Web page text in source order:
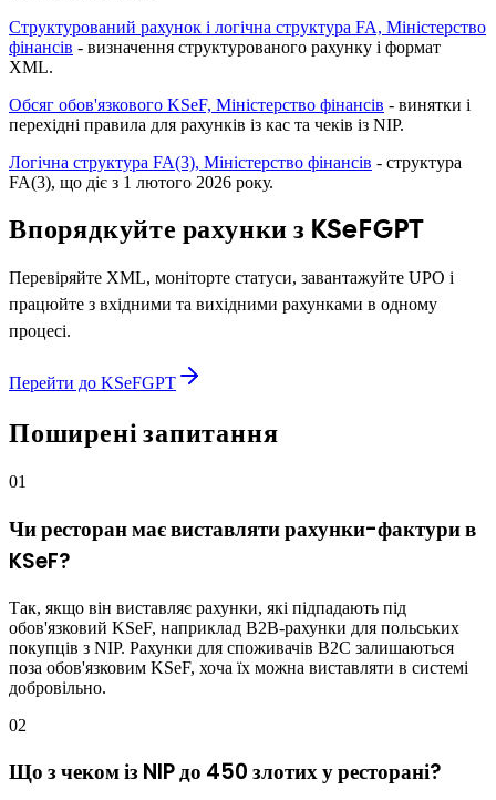
Структурований рахунок і логічна структура FA, Міністерство
фінансів - визначення структурованого рахунку і формат
XML.
Обсяг обов'язкового KSeF, Міністерство фінансів - винятки і
перехідні правила для рахунків із кас та чеків із NIP.
Логічна структура FA(3), Міністерство фінансів - структура
FA(3), що діє з 1 лютого 2026 року.
Впорядкуйте рахунки з KSeFGPT
Перевіряйте XML, моніторте статуси, завантажуйте UPO і
працюйте з вхідними та вихідними рахунками в одному
процесі.
Перейти до KSeFGPT
Поширені запитання
01
Чи ресторан має виставляти рахунки-фактури в
KSeF?
Так, якщо він виставляє рахунки, які підпадають під
обов'язковий KSeF, наприклад B2B-рахунки для польських
покупців з NIP. Рахунки для споживачів B2C залишаються
поза обов'язковим KSeF, хоча їх можна виставляти в системі
добровільно.
02
Що з чеком із NIP до 450 злотих у ресторані?